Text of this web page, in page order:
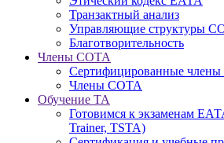
Транзактный анализ
Управляющие структуры
Благотворительность
Члены СОТА
Сертифицированные
Члены СОТА
Обучение ТА
Готовимся к экзаменам
Trainer, TSTA)